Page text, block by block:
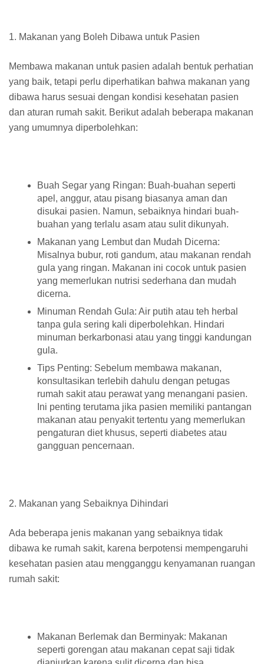
1. Makanan yang Boleh Dibawa untuk Pasien
Membawa makanan untuk pasien adalah bentuk perhatian
yang baik, tetapi perlu diperhatikan bahwa makanan yang
dibawa harus sesuai dengan kondisi kesehatan pasien
dan aturan rumah sakit. Berikut adalah beberapa makanan
yang umumnya diperbolehkan:
Buah Segar yang Ringan: Buah-buahan seperti
apel, anggur, atau pisang biasanya aman dan
disukai pasien. Namun, sebaiknya hindari buah-
buahan yang terlalu asam atau sulit dikunyah.
Makanan yang Lembut dan Mudah Dicerna:
Misalnya bubur, roti gandum, atau makanan rendah
gula yang ringan. Makanan ini cocok untuk pasien
yang memerlukan nutrisi sederhana dan mudah
dicerna.
Minuman Rendah Gula: Air putih atau teh herbal
tanpa gula sering kali diperbolehkan. Hindari
minuman berkarbonasi atau yang tinggi kandungan
gula.
Tips Penting: Sebelum membawa makanan,
konsultasikan terlebih dahulu dengan petugas
rumah sakit atau perawat yang menangani pasien.
Ini penting terutama jika pasien memiliki pantangan
makanan atau penyakit tertentu yang memerlukan
pengaturan diet khusus, seperti diabetes atau
gangguan pencernaan.
2. Makanan yang Sebaiknya Dihindari
Ada beberapa jenis makanan yang sebaiknya tidak
dibawa ke rumah sakit, karena berpotensi mempengaruhi
kesehatan pasien atau mengganggu kenyamanan ruangan
rumah sakit:
Makanan Berlemak dan Berminyak: Makanan
seperti gorengan atau makanan cepat saji tidak